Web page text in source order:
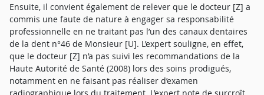
Ensuite, il convient également de relever que le docteur [Z] a
commis une faute de nature à engager sa responsabilité
professionnelle en ne traitant pas l’un des canaux dentaires
de la dent n°46 de Monsieur [U]. L’expert souligne, en effet,
que le docteur [Z] n’a pas suivi les recommandations de la
Haute Autorité de Santé (2008) lors des soins prodigués,
notamment en ne faisant pas réaliser d’examen